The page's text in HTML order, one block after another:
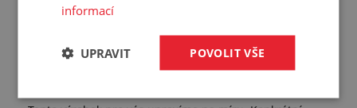
informací
POVOLIT VŠE
UPRAVIT